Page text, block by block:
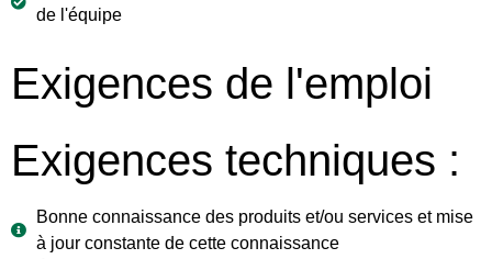
de l'équipe
Exigences de l'emploi
Exigences techniques :
Bonne connaissance des produits et/ou services et mise
à jour constante de cette connaissance